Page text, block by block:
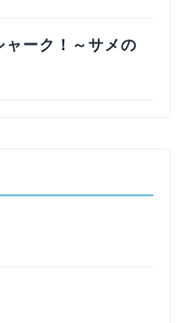
ャーク！～サメの